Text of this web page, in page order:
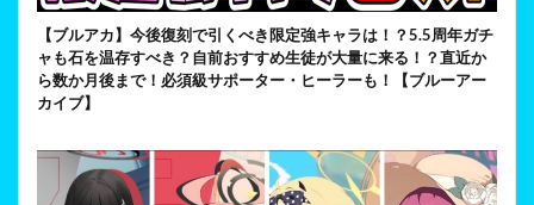
【ブルアカ】今後復刻で引くべき限定強キャラは！？5.5周年ガチ
ャも石を温存すべき？自前おすすめ生徒が大量に来る！？直近か
ら数か月後まで！必須級サポーター・ヒーラーも！【ブルーアー
カイブ】